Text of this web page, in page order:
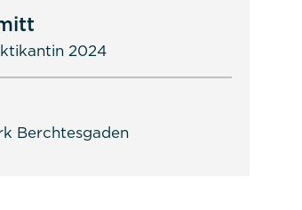
2024
Berchtesgaden
sowie Zugriffe auf